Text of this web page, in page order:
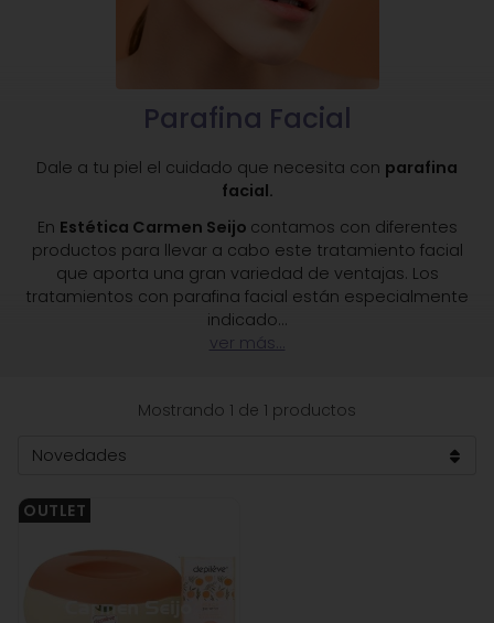
Parafina Facial
Dale a tu piel el cuidado que necesita con parafina
facial.
En Estética Carmen Seijo contamos con diferentes
productos para llevar a cabo este tratamiento facial
que aporta una gran variedad de ventajas. Los
tratamientos con parafina facial están especialmente
indicado...
ver más...
Mostrando 1 de 1 productos
OUTLET